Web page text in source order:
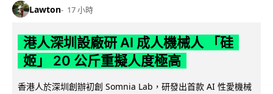
Lawton 17 小時
港人深圳設廠研 AI 成人機械人 「硅
姬」 20 公斤重擬人度極高
香港人於深圳創辦初創 Somnia Lab，研發出首款 AI 性愛機械